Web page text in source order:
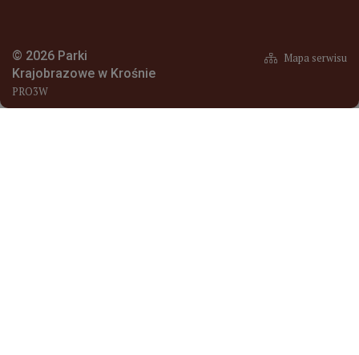
© 2026 Parki
Krajobrazowe w Krośnie
PRO3W
Mapa serwisu